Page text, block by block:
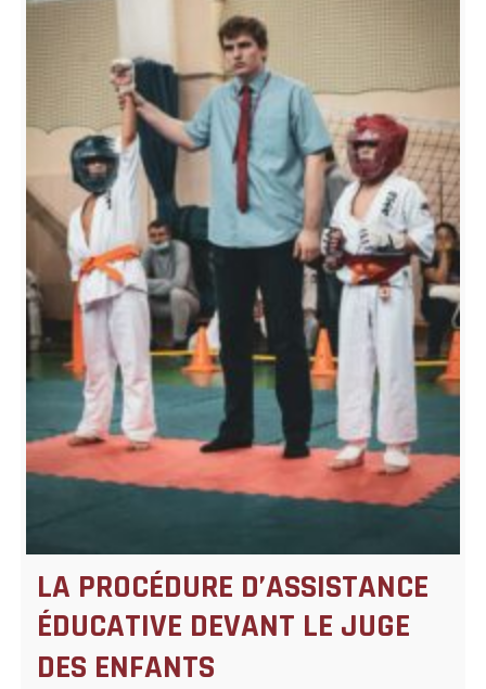
LA PROCÉDURE D’ASSISTANCE
ÉDUCATIVE DEVANT LE JUGE
DES ENFANTS